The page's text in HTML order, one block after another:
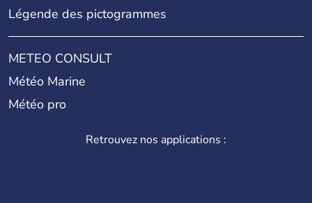
Légende des pictogrammes
METEO CONSULT
Météo Marine
Météo pro
Retrouvez nos applications :